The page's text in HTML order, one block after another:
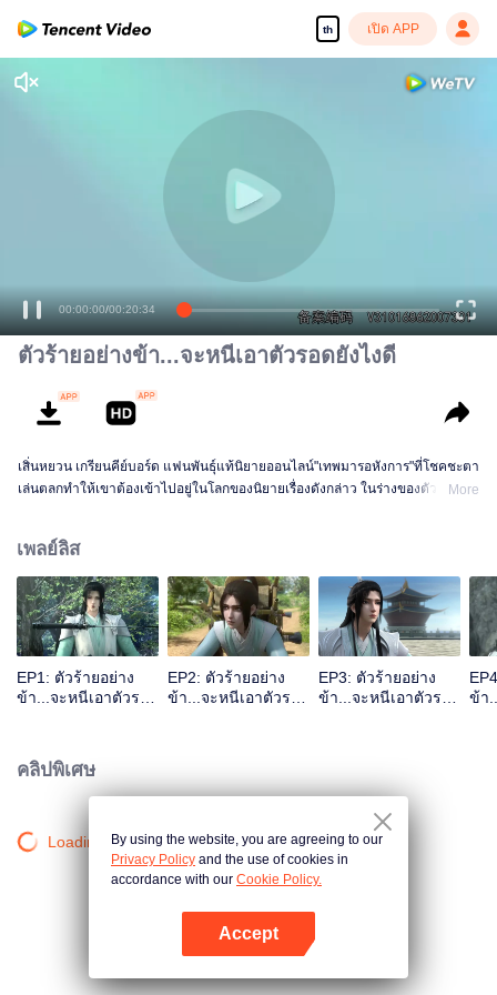
th เปิด APP
00:00:00/00:20:34
ตัวร้ายอย่างข้า...จะหนีเอาตัวรอดยังไงดี
เสิ่นหยวน เกรียนคีย์บอร์ด แฟนพันธุ์แท้นิยายออนไลน์"เทพมารอหังการ"ที่โชคชะตา
เล่นตลกทำให้เขาต้องเข้าไปอยู่ในโลกของนิยายเรื่องดังกล่าว ในร่างของตัวร้าย
พระเอก "ลั่วปิงเหอ" แต่การเป็นตัวร้ายตามบทในนิยายต้นฉบับ ภายหลังเสิ่นชิงชิ
วจะต้องลงเอยด้วยการถูกทรมานจากการหวนกลับมาแก้แค้นของลั่วปิงเหอสายดาร์
กแทน... การทะลุมิติมาเป็น"เสิ่นชิงชิว"ในครั้งนี้ เสิ่นหยวนผู้รู้เรื่องราวในนิยายเป็น
อย่างดี เพื่อไม่ให้มีจุดจบเหมือนในนิยาย จึงไม่เพียงคอยทำดีกับ"ลั่วปิงเหอ" แต่ยัง
ต้องทำเนียนรักษาภาพพจน์ "ขี้เก็ก" "วางมาด" "เย่อหยิ่ง"ของ"เสิ่นชิงชิว"ให้ตรงตาม
คาแรกเตอร์ของระบบอีกด้วย แล้วอย่างนี้...ตัวร้ายอย่างเขา...จะหนีเอาตัวรอดยังไง
ดี...ละทีนี้
More
เพลย์ลิส
EP1: ตัวร้ายอย่าง
ข้า...จะหนีเอาตัวรอด
EP2: ตัวร้ายอย่าง
ข้า...จะหนีเอาตัวรอด
EP3: ตัวร้ายอย่าง
ข้า...จะหนีเอาตัวรอด
ข้า
คลิปพิเศษ
Loading…By using the website, you are agreeing to our
Privacy Policy and the use of cookies in
accordance with our Cookie Policy.
Accept